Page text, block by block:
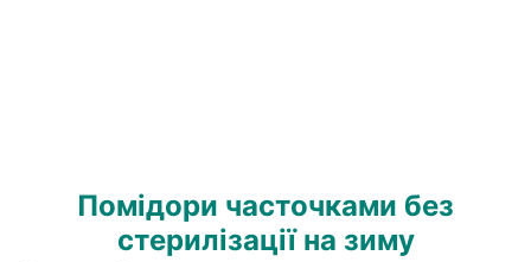
Помідори часточками без
стерилізації на зиму